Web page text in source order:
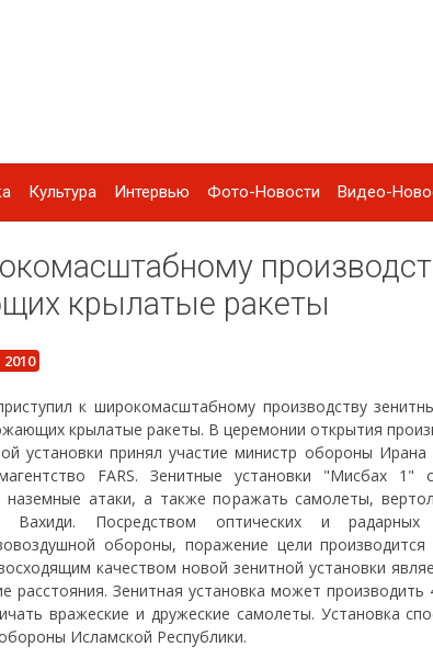
Культура Интервью Фото-Новости Видео-
крылатые ракеты
к широкомасштабному производству
крылатые ракеты. В церемонии открытия
установки принял участие министр обороны
FARS. Зенитные установки "Мисбах 1"
атаки, а также поражать самолеты,
Вахиди. Посредством оптических и
обороны, поражение цели производится
качеством новой зенитной установки
расстояния. Зенитная установка может производить
вражеские и дружеские самолеты. Установка
Исламской Республики.